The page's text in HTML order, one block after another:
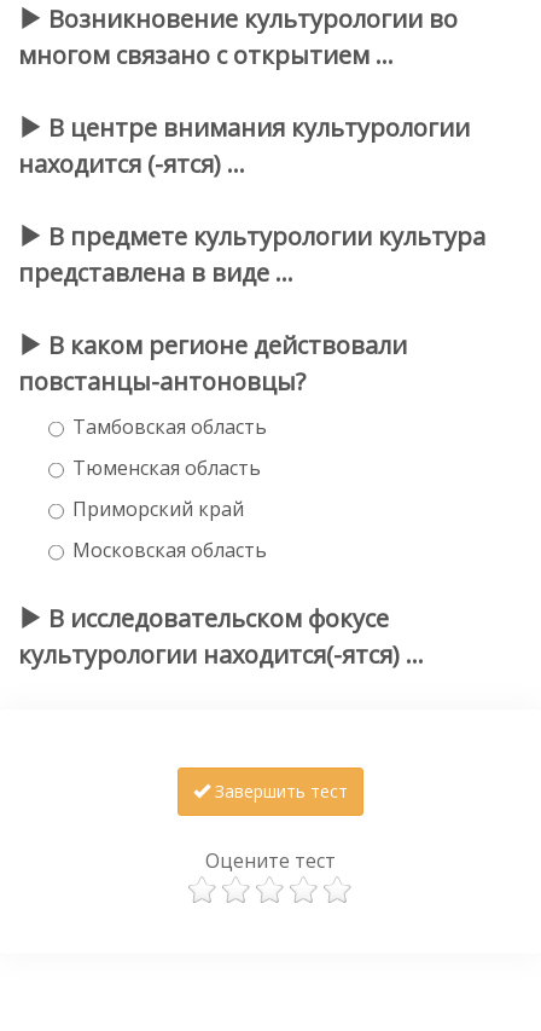
Возникновение культурологии во
многом связано с открытием …
В центре внимания культурологии
находится (-ятся) …
В предмете культурологии культура
представлена в виде …
В каком регионе действовали
повстанцы-антоновцы?
Тамбовская область
Тюменская область
Приморский край
Московская область
В исследовательском фокусе
культурологии находится(-ятся) …
Завершить тест
Оцените тест